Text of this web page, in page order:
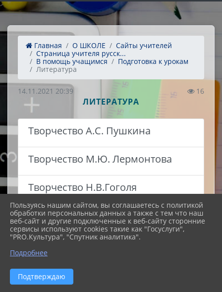
Главная О ШКОЛЕ
Сайты учителей
Страница учителя русск...
В помощь учащимся
Подготовка к урокам
Литература
14.11.2021 20:39 16
ЛИТЕРАТУРА
Творчество А.С. Пушкина
Творчество М.Ю. Лермонтова
Творчество Н.В.Гоголя
Пользуясь нашим сайтом, вы соглашаетесь с политикой
обработки персональных данных а также с тем что наш
веб-сайт и другие подключенные к веб-сайту сторонние
сервисы используют cookies такие как "Госуслуги",
"PRO.Культура", "Спутник аналитика".
Подробнее
Подтверждаю